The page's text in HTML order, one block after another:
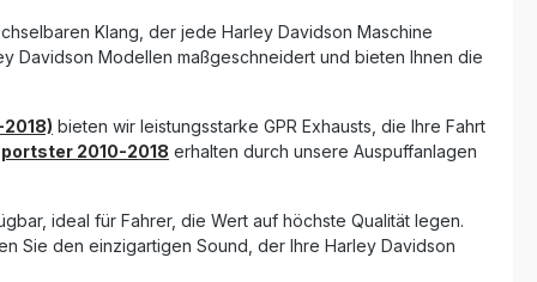
Killern
lässt
in
Alle
in
Klang, der jede Harley Davidson Maschine
Davidson Modellen maßgeschneidert und bieten Ihnen die
bieten wir leistungsstarke GPR Exhausts, die Ihre Fahrt
2010-2018 erhalten durch unsere Auspuffanlagen
ideal für Fahrer, die Wert auf höchste Qualität legen.
Sie den einzigartigen Sound, der Ihre Harley Davidson